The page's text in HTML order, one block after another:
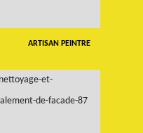
ARTISAN PEINTRE